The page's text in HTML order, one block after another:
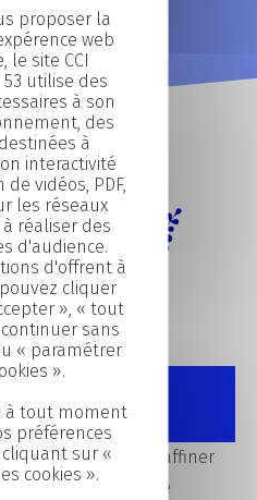
projet
vous pouvez affiner
CCI vous propose
proposer la
web
le site CCI
utilise des
à son
des
à
interactivité
vidéos, PDF,
les réseaux
à réaliser des
d'audience.
d'offrent à
cliquer
», « tout
sans
« paramétrer
».
à tout moment
préférences
cliquant sur «
cookies ».